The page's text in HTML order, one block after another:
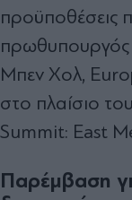
προϋποθέσεις
πρωθυπουργός
Μπεν Χολ,
στο πλαίσιο
Summit: East
Παρέμβαση